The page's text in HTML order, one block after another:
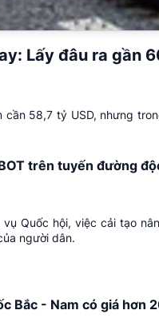
Lấy đâu ra gần
58,7 tỷ USD, nhưng
trên tuyến đường
Quốc hội, việc cải tạo
người dân.
Bắc - Nam có giá hơn